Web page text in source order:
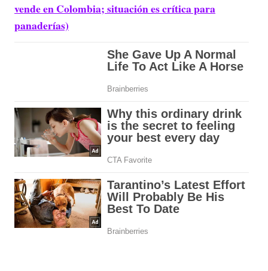
vende en Colombia; situación es crítica para
panaderías)